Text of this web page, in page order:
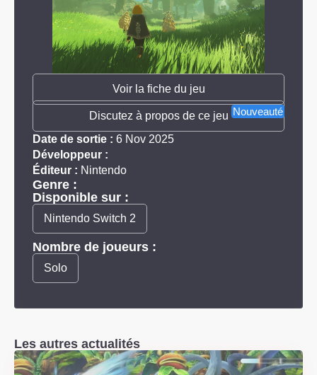
Voir la fiche du jeu
Nouveauté
Discutez à propos de ce jeu
Date de sortie : 6 Nov 2025
Développeur :
Éditeur : Nintendo
Genre :
Disponible sur :
Nintendo Switch 2
Nombre de joueurs :
Solo
Les autres actualités